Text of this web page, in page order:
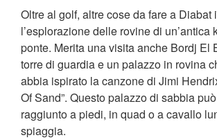
Oltre al golf, altre cose da fare a Diabat
l’esplorazione delle rovine di un’antica
ponte. Merita una visita anche Bordj El
torre di guardia e un palazzo in rovina
abbia ispirato la canzone di Jimi
Of Sand”. Questo palazzo di sabbia
raggiunto a piedi, in quad o a cavallo
spiaggia.